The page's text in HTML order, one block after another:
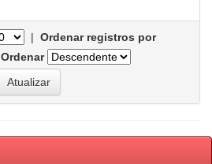
| Ordenar registros por
Ordenar